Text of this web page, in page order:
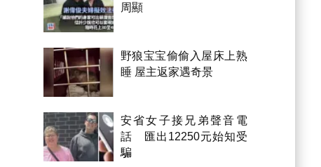
周顯
野狼宝宝偷偷入屋床上熟
睡 屋主返家遇奇景
安省女子接兄弟聲音電
話 匯出12250元始知受
騙